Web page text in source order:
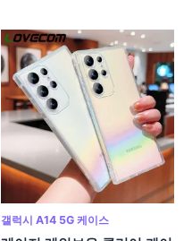
갤럭시 A14 5G 케이스